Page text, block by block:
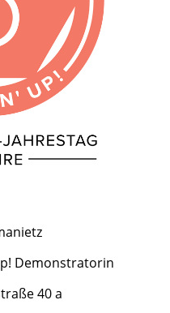
Demonstratorin
40 a